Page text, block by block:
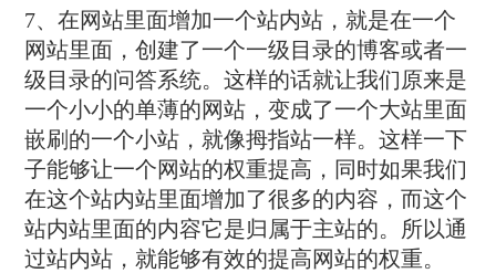
7、在网站里面增加一个站内站，就是在一个
网站里面，创建了一个一级目录的博客或者一
级目录的问答系统。这样的话就让我们原来是
一个小小的单薄的网站，变成了一个大站里面
嵌刷的一个小站，就像拇指站一样。这样一下
子能够让一个网站的权重提高，同时如果我们
在这个站内站里面增加了很多的内容，而这个
站内站里面的内容它是归属于主站的。所以通
过站内站，就能够有效的提高网站的权重。